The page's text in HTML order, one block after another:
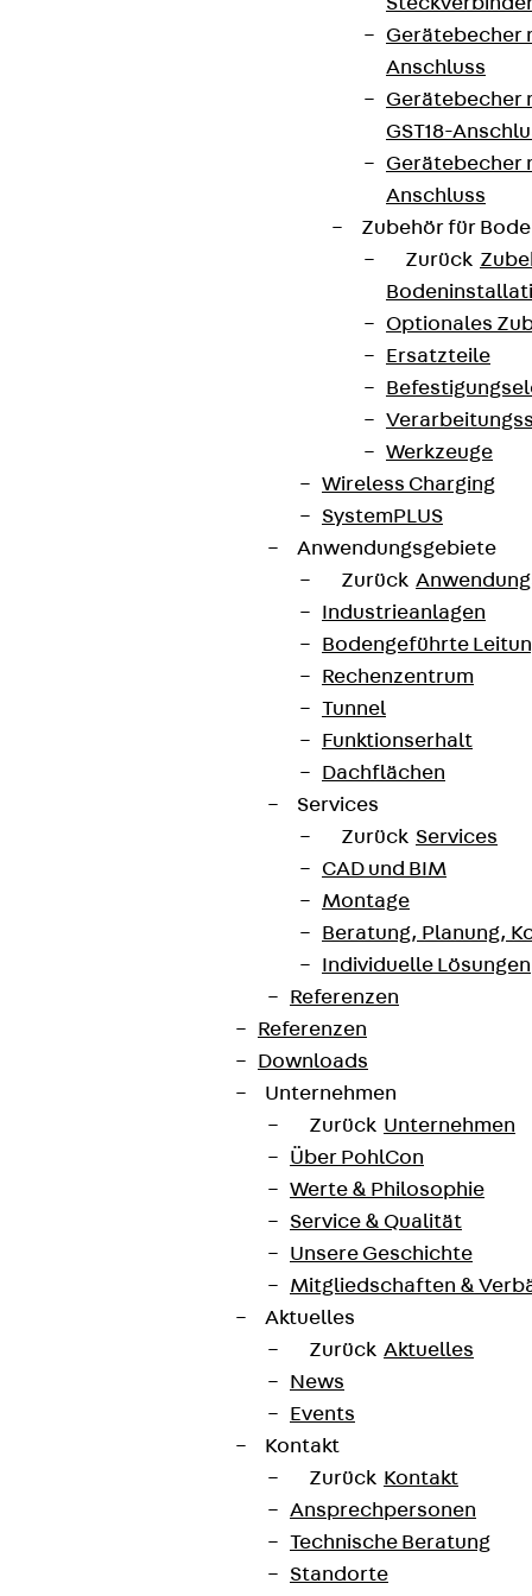
Gerätebecher
Anschluss
Gerätebecher
GST18-
Gerätebecher
Anschluss
Zubehör für
Zurück
Optionales
Ersatzteile
Werkzeuge
Wireless Charging
SystemPLUS
Anwendungsgebiete
Zurück
Industrieanlagen
Bodengeführte
Rechenzentrum
Tunnel
Funktionserhalt
Dachflächen
Services
Zurück Services
CAD und BIM
Montage
Beratung, Planung,
Individuelle Lösungen
Referenzen
Referenzen
Downloads
Unternehmen
Zurück Unternehmen
Über PohlCon
Werte & Philosophie
Service & Qualität
Unsere Geschichte
Mitgliedschaften &
Aktuelles
Zurück Aktuelles
News
Events
Kontakt
Zurück Kontakt
Ansprechpersonen
Technische Beratung
Standorte
Partner von Anfang bis Zukunft.